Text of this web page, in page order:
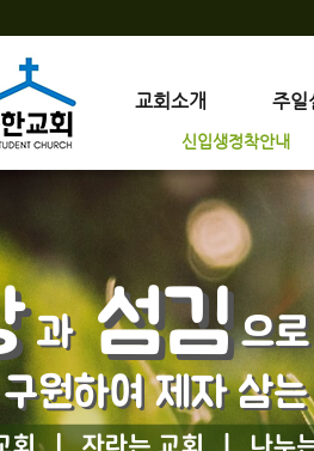
신입생정착안내
교회소개 주일